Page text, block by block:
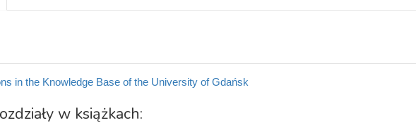
in the Knowledge Base of the University of Gdańsk
w książkach: